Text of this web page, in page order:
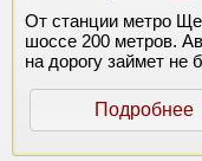
От станции метро
шоссе 200 метров.
на дорогу займет не
Подробнее